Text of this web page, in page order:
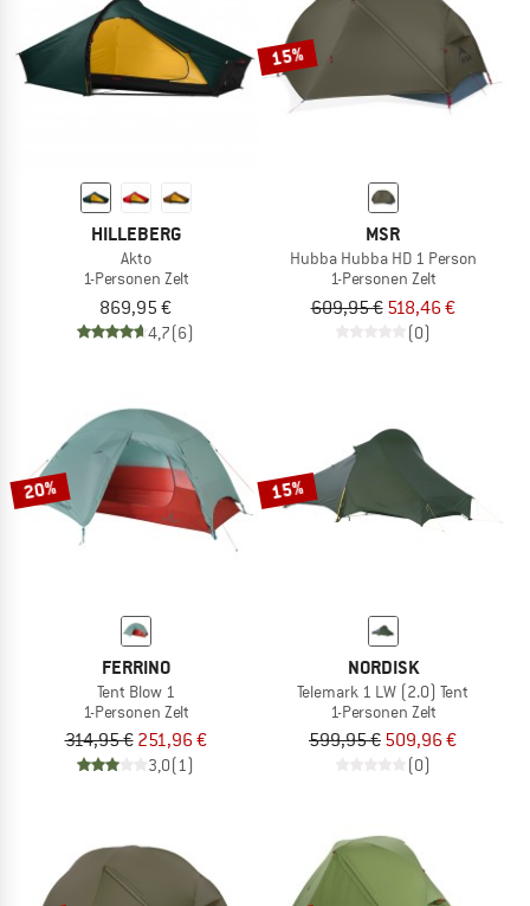
HILLEBERG
Akto
1-Personen Zelt
869,95 €
4,7(6)
15%
MSR
Hubba Hubba HD 1 Person
1-Personen Zelt
609,95 € 518,46 €
(0)
20%
FERRINO
Tent Blow 1
1-Personen Zelt
314,95 € 251,96 €
3,0(1)
15%
NORDISK
Telemark 1 LW (2.0) Tent
1-Personen Zelt
599,95 € 509,96 €
(0)